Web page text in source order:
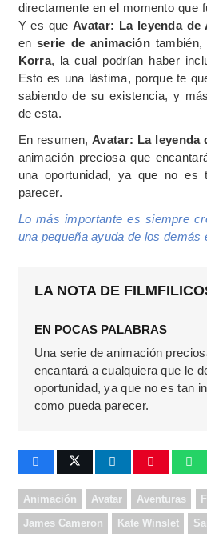
directamente en el momento que
Y es queAvatar: La leyenda de
enserie de animacióntambién,
Korra, la cual podrían haber
Esto es una lástima, porque te
sabiendo de su existencia, y
de esta.
En resumen,Avatar: La leyenda
animación preciosa que
una oportunidad, ya que no es
parecer.
Lo más importante es siempre
una pequeña ayuda de los demás
LA NOTA DE
EN POCAS PALABRAS
Una serie de animación
encantará a cualquiera que le
oportunidad, ya que no es tan
como pueda parecer.
Animación Avatar Aventuras
James Cameron Kate Winslet